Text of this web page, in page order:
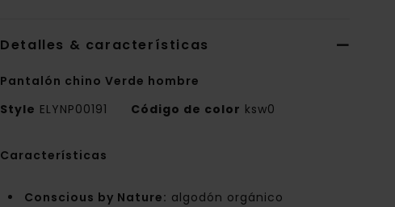
Detalles & características
Pantalón chino Verde hombre
Style ELYNP00191 Código de color ksw0
Características
Conscious by Nature: algodón orgánico